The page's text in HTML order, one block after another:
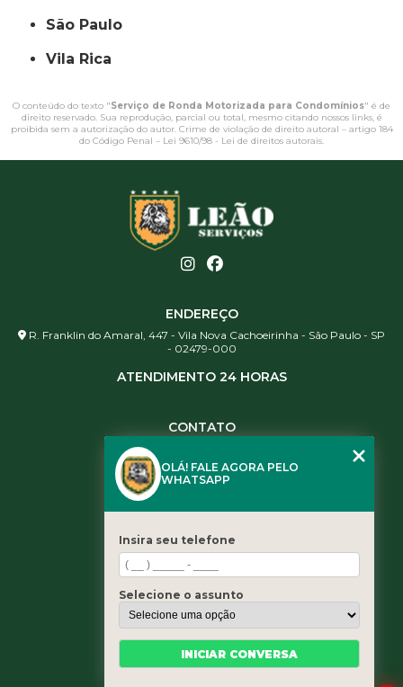
São Paulo
Vila Rica
O conteúdo do texto "Serviço de Ronda Motorizada para Condomínios" é de
direito reservado. Sua reprodução, parcial ou total, mesmo citando nossos links, é
proibida sem a autorização do autor. Crime de violação de direito autoral – artigo 184
do Código Penal – Lei 9610/98 - Lei de direitos autorais.
ENDEREÇO
R. Franklin do Amaral, 447 - Vila Nova Cachoeirinha - São Paulo - SP
- 02479-000
ATENDIMENTO 24 HORAS
CONTATO
(11) 3461-5871
contato@leaoservicos.com.br
Home
Quem somos
Serviços
Blog
OLÁ! FALE AGORA PELO
WHATSAPP
Insira seu telefone
Selecione o assunto
INICIAR CONVERSA